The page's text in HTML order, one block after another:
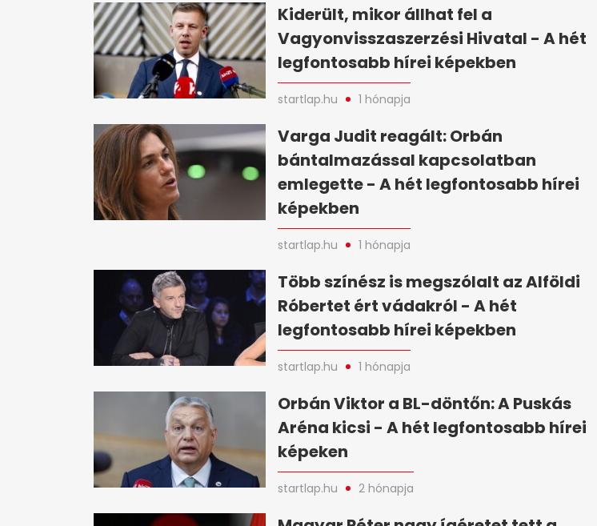
Kiderült, mikor állhat fel a
Vagyonvisszaszerzési Hivatal - A hét
legfontosabb hírei képekben
startlap.hu 1 hónapja
Varga Judit reagált: Orbán
bántalmazással kapcsolatban
emlegette - A hét legfontosabb hírei
képekben
startlap.hu 1 hónapja
Több színész is megszólalt az Alföldi
Róbertet ért vádakról - A hét
legfontosabb hírei képekben
startlap.hu 1 hónapja
Orbán Viktor a BL-döntőn: A Puskás
Aréna kicsi - A hét legfontosabb hírei
képeken
startlap.hu 2 hónapja